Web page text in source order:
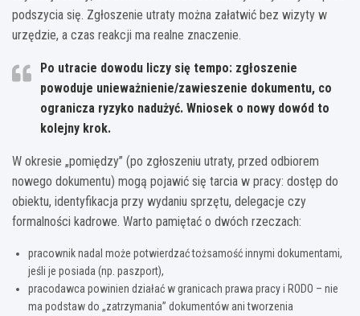
podszycia się. Zgłoszenie utraty można załatwić bez wizyty w
urzędzie, a czas reakcji ma realne znaczenie.
Po utracie dowodu liczy się tempo: zgłoszenie
powoduje unieważnienie/zawieszenie dokumentu, co
ogranicza ryzyko nadużyć. Wniosek o nowy dowód to
kolejny krok.
W okresie „pomiędzy” (po zgłoszeniu utraty, przed odbiorem
nowego dokumentu) mogą pojawić się tarcia w pracy: dostęp do
obiektu, identyfikacja przy wydaniu sprzętu, delegacje czy
formalności kadrowe. Warto pamiętać o dwóch rzeczach:
pracownik nadal może potwierdzać tożsamość innymi dokumentami,
jeśli je posiada (np. paszport),
pracodawca powinien działać w granicach prawa pracy i RODO – nie
ma podstaw do „zatrzymania” dokumentów ani tworzenia